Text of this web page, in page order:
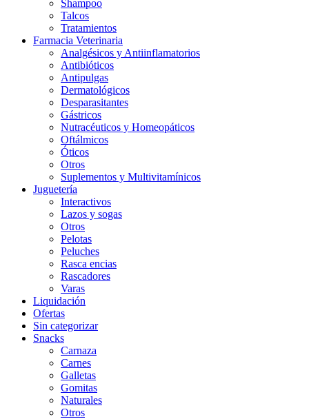
Shampoo
Talcos
Tratamientos
Farmacia Veterinaria
Analgésicos y Antiinflamatorios
Antibióticos
Antipulgas
Dermatológicos
Desparasitantes
Gástricos
Nutracéuticos y Homeopáticos
Oftálmicos
Óticos
Otros
Suplementos y Multivitamínicos
Juguetería
Interactivos
Lazos y sogas
Otros
Pelotas
Peluches
Rasca encias
Rascadores
Varas
Liquidación
Ofertas
Sin categorizar
Snacks
Carnaza
Carnes
Galletas
Gomitas
Naturales
Otros